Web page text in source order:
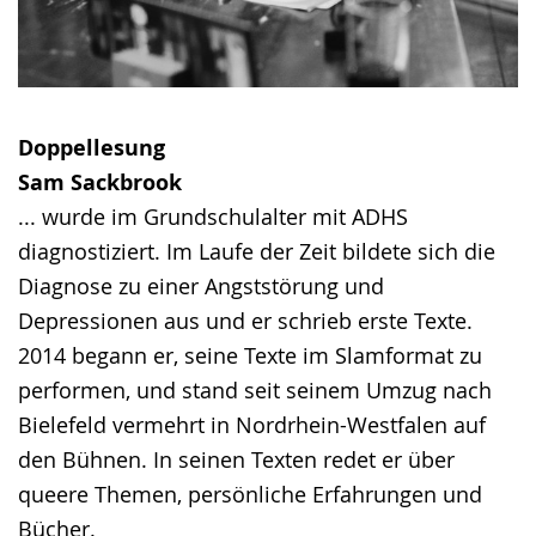
Doppellesung
Sam Sackbrook
... wurde im Grundschulalter mit ADHS
diagnostiziert. Im Laufe der Zeit bildete sich die
Diagnose zu einer Angststörung und
Depressionen aus und er schrieb erste Texte.
2014 begann er, seine Texte im Slamformat zu
performen, und stand seit seinem Umzug nach
Bielefeld vermehrt in Nordrhein-Westfalen auf
den Bühnen. In seinen Texten redet er über
queere Themen, persönliche Erfahrungen und
Bücher.